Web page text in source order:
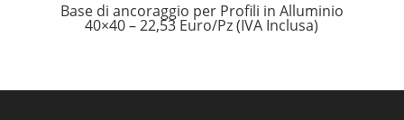
Base di ancoraggio per Profili in Alluminio
40×40 – 22,53 Euro/Pz (IVA Inclusa)